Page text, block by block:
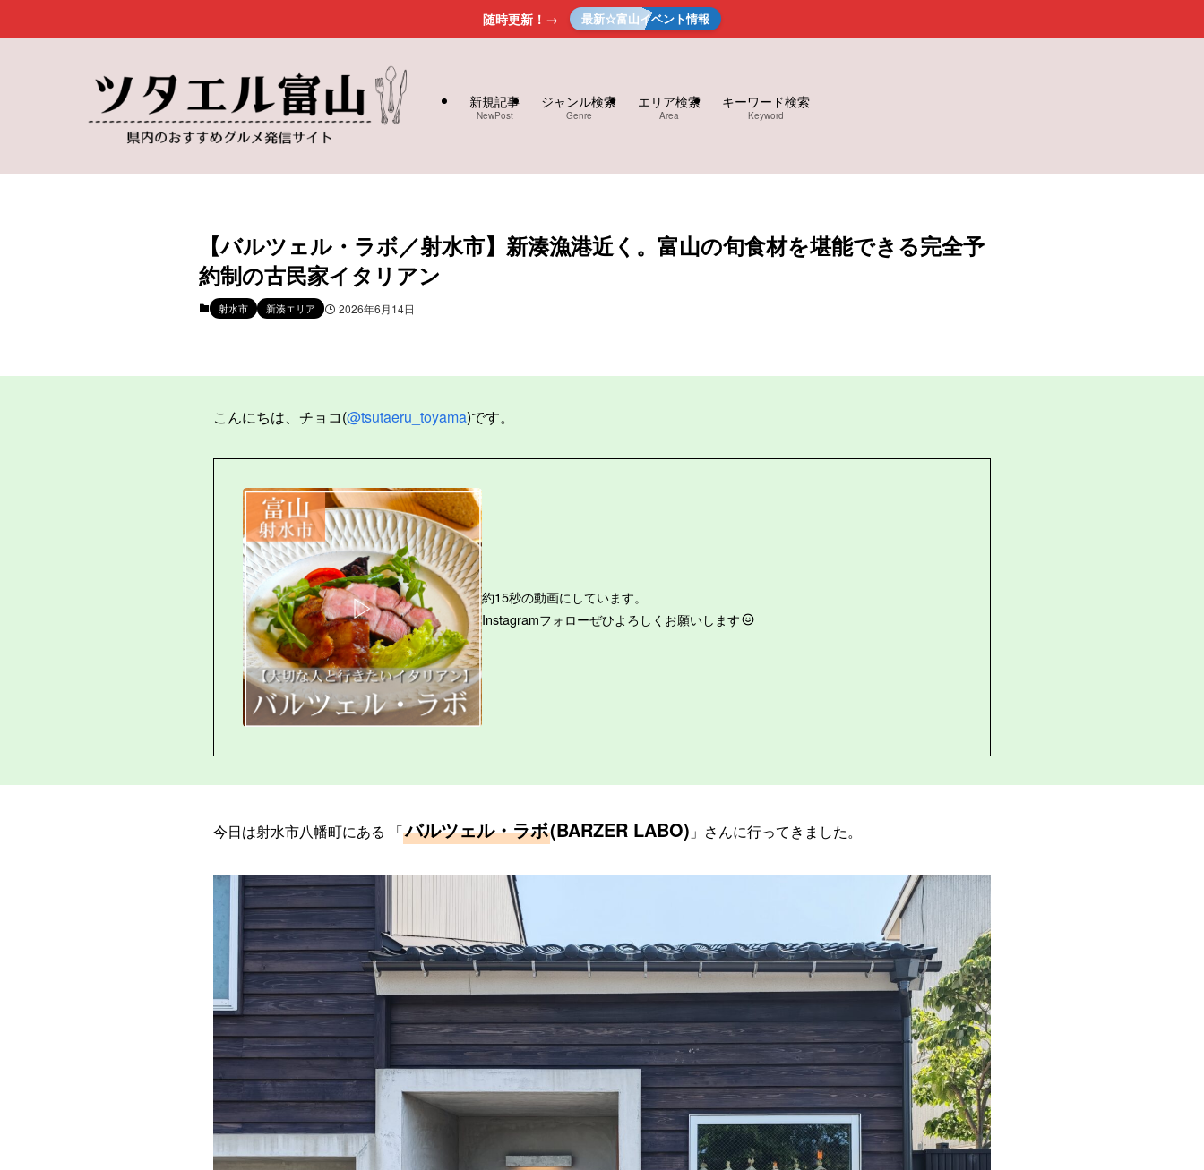
随時更新！→ 最新☆富山イベント情報
新規記事
NewPost
ジャンル検索
Genre
エリア検索
Area
キーワード検索
Keyword
【バルツェル・ラボ／射水市】新湊漁港近く。富山の旬食材を堪能できる完全予
約制の古民家イタリアン
射水市 新湊エリア 2026年6月14日
こんにちは、チョコ(@tsutaeru_toyama)です。
▷
約15秒の動画にしています。
Instagramフォローぜひよろしくお願いします
今日は射水市八幡町にある 「バルツェル・ラボ(BARZER LABO) 」さんに行ってきました。